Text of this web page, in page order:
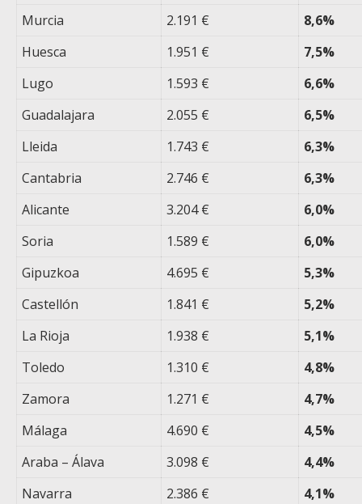
Murcia 2.191 €
8,6%
Huesca
1.951 €
7,5%
Lugo
1.593 €
6,6%
Guadalajara
2.055 €
6,5%
Lleida
1.743 €
6,3%
Cantabria
2.746 €
6,3%
Alicante
3.204 €
6,0%
Soria
1.589 €
6,0%
Gipuzkoa
4.695 €
5,3%
Castellón
1.841 €
5,2%
La Rioja
1.938 €
5,1%
Toledo
1.310 €
4,8%
Zamora
1.271 €
4,7%
Málaga
4.690 €
4,5%
Araba – Álava
3.098 €
4,4%
Navarra
2.386 €
4,1%